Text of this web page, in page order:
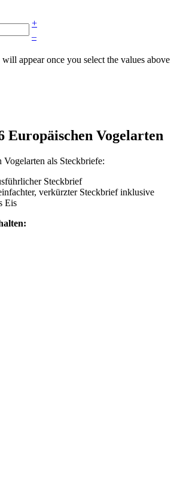
+
–
appear once you select the values above
Europäischen Vogelarten
Vogelarten als Steckbriefe:
Steckbrief
verkürzter Steckbrief inklusive
Eis